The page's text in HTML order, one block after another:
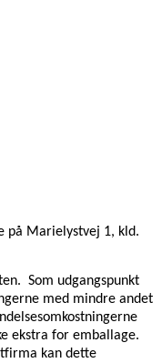
på Marielystvej 1, kld.
Som udgangspunkt
med mindre andet
ekstra for emballage.
kan dette